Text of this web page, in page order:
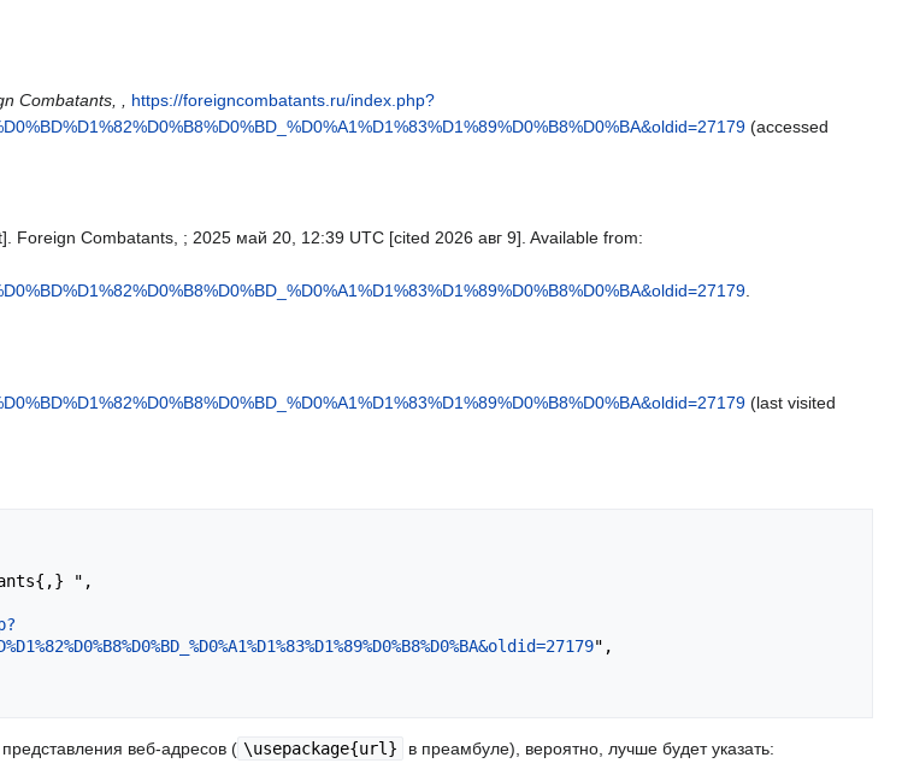
Combatants, ,
https://foreigncombatants.ru/index.php?
(accessed
Foreign Combatants, ; 2025 май 20, 12:39 UTC [cited 2026 авг 9]. Available from:
(last visited
",
веб-адресов ( \usepackage{url} в преамбуле), вероятно, лучше будет указать: